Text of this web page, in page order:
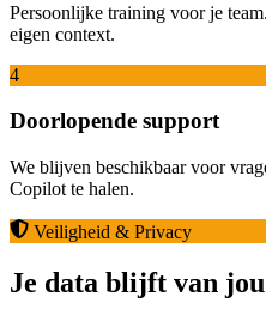
Persoonlijke training voor je
eigen context.
4
Doorlopende support
We blijven beschikbaar voor
Copilot te halen.
Veiligheid & Privacy
Je data blijft van jou